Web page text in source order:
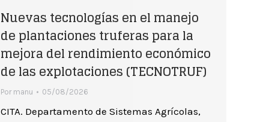
Nuevas tecnologías en el manejo
de plantaciones truferas para la
mejora del rendimiento económico
de las explotaciones (TECNOTRUF)
Por manu 05/08/2026
CITA. Departamento de Sistemas Agrícolas,